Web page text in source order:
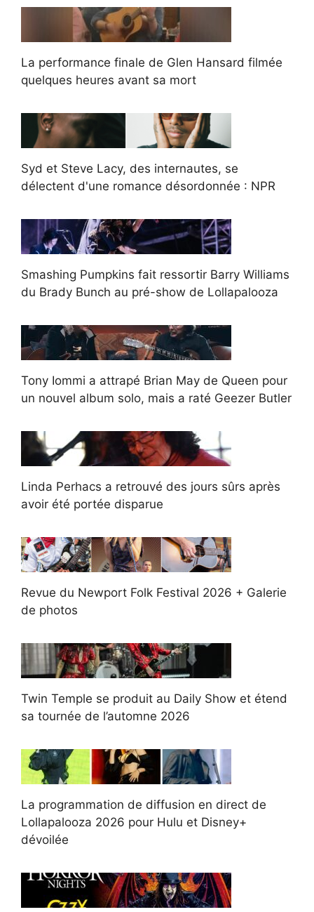
La performance finale de Glen Hansard filmée
quelques heures avant sa mort
Syd et Steve Lacy, des internautes, se
délectent d'une romance désordonnée : NPR
Smashing Pumpkins fait ressortir Barry Williams
du Brady Bunch au pré-show de Lollapalooza
Tony Iommi a attrapé Brian May de Queen pour
un nouvel album solo, mais a raté Geezer Butler
Linda Perhacs a retrouvé des jours sûrs après
avoir été portée disparue
Revue du Newport Folk Festival 2026 + Galerie
de photos
Twin Temple se produit au Daily Show et étend
sa tournée de l’automne 2026
La programmation de diffusion en direct de
Lollapalooza 2026 pour Hulu et Disney+
dévoilée